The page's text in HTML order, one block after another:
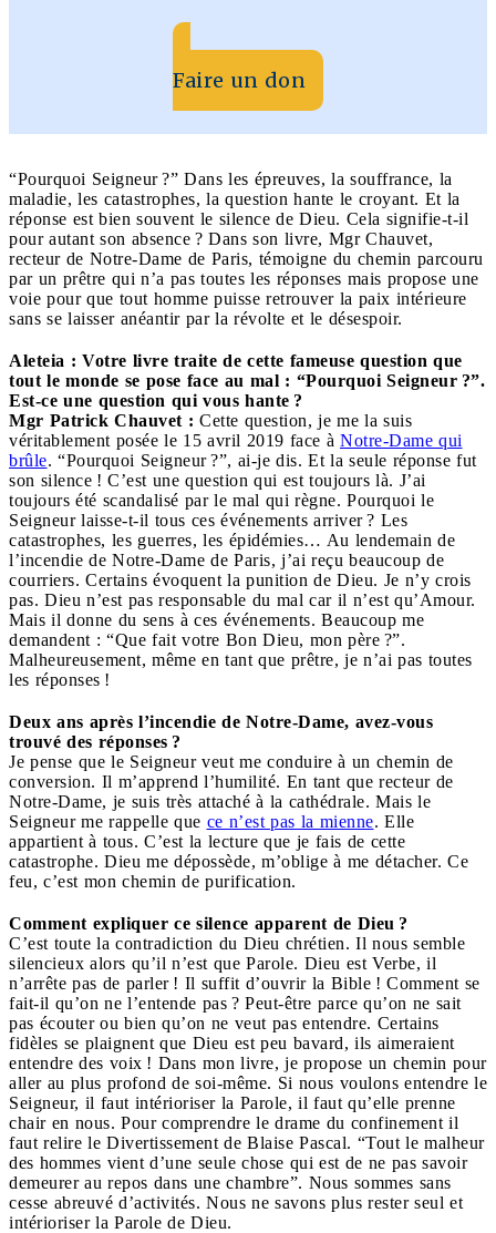
Faire un don
“Pourquoi Seigneur ?” Dans les épreuves, la souffrance, la
maladie, les catastrophes, la question hante le croyant. Et la
réponse est bien souvent le silence de Dieu. Cela signifie-t-il
pour autant son absence ? Dans son livre, Mgr Chauvet,
recteur de Notre-Dame de Paris, témoigne du chemin parcouru
par un prêtre qui n’a pas toutes les réponses mais propose une
voie pour que tout homme puisse retrouver la paix intérieure
sans se laisser anéantir par la révolte et le désespoir.
Aleteia : Votre livre traite de cette fameuse question que
tout le monde se pose face au mal : “Pourquoi Seigneur ?”.
Est-ce une question qui vous hante ?
Mgr Patrick Chauvet : Cette question, je me la suis
véritablement posée le 15 avril 2019 face à Notre-Dame qui
brûle. “Pourquoi Seigneur ?”, ai-je dis. Et la seule réponse fut
son silence ! C’est une question qui est toujours là. J’ai
toujours été scandalisé par le mal qui règne. Pourquoi le
Seigneur laisse-t-il tous ces événements arriver ? Les
catastrophes, les guerres, les épidémies… Au lendemain de
l’incendie de Notre-Dame de Paris, j’ai reçu beaucoup de
courriers. Certains évoquent la punition de Dieu. Je n’y crois
pas. Dieu n’est pas responsable du mal car il n’est qu’Amour.
Mais il donne du sens à ces événements. Beaucoup me
demandent : “Que fait votre Bon Dieu, mon père ?”.
Malheureusement, même en tant que prêtre, je n’ai pas toutes
les réponses !
Deux ans après l’incendie de Notre-Dame, avez-vous
trouvé des réponses ?
Je pense que le Seigneur veut me conduire à un chemin de
conversion. Il m’apprend l’humilité. En tant que recteur de
Notre-Dame, je suis très attaché à la cathédrale. Mais le
Seigneur me rappelle que ce n’est pas la mienne. Elle
appartient à tous. C’est la lecture que je fais de cette
catastrophe. Dieu me dépossède, m’oblige à me détacher. Ce
feu, c’est mon chemin de purification.
Comment expliquer ce silence apparent de Dieu ?
C’est toute la contradiction du Dieu chrétien. Il nous semble
silencieux alors qu’il n’est que Parole. Dieu est Verbe, il
n’arrête pas de parler ! Il suffit d’ouvrir la Bible ! Comment se
fait-il qu’on ne l’entende pas ? Peut-être parce qu’on ne sait
pas écouter ou bien qu’on ne veut pas entendre. Certains
fidèles se plaignent que Dieu est peu bavard, ils aimeraient
entendre des voix ! Dans mon livre, je propose un chemin pour
aller au plus profond de soi-même. Si nous voulons entendre le
Seigneur, il faut intérioriser la Parole, il faut qu’elle prenne
chair en nous. Pour comprendre le drame du confinement il
faut relire le Divertissement de Blaise Pascal. “Tout le malheur
des hommes vient d’une seule chose qui est de ne pas savoir
demeurer au repos dans une chambre”. Nous sommes sans
cesse abreuvé d’activités. Nous ne savons plus rester seul et
intérioriser la Parole de Dieu.